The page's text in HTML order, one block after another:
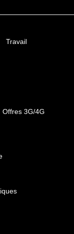
Travail
Offres 3G/4G